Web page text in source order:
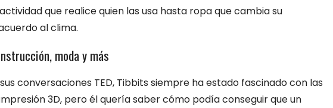
que realice quien las usa hasta ropa que cambia su
al clima.
moda y más
conversaciones TED, Tibbits siempre ha estado fascinado con las
3D, pero él quería saber cómo podía conseguir que un